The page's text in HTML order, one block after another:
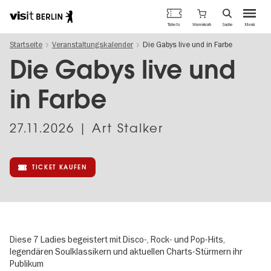
zum
Inhalt
Berlins
offizielles
Tourismusportal
Menü
Tickets Warenkorb Suche
Startseite Veranstaltungskalender Die Gabys live und in Farbe
Die Gabys live und
in Farbe
27.11.2026 | Art Stalker
TICKET KAUFEN
Diese 7 Ladies begeistert mit Disco-, Rock- und Pop-Hits,
legendären Soulklassikern und aktuellen Charts-Stürmern ihr
Publikum